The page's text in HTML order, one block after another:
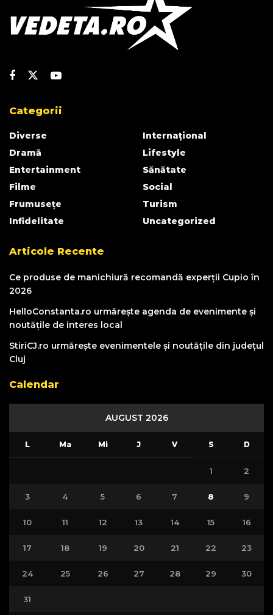
Categorii
Diverse
Dramă
Entertainment
Filme
Frumusețe
Infidelitate
Internațional
Lifestyle
Sănătate
Social
Turism
Uncategorized
Articole Recente
Ce produse de manichiură recomandă experții Cupio în
2026
HelloConstanta.ro urmărește agenda de evenimente și
noutățile de interes local
StiriCJ.ro urmărește evenimentele și noutățile din județul
Cluj
Calendar
AUGUST 2026
L Ma Mi J V S D
1 2
3 4 5 6 7 8 9
10 11 12 13 14 15 16
17 18 19 20 21 22 23
24 25 26 27 28 29 30
31